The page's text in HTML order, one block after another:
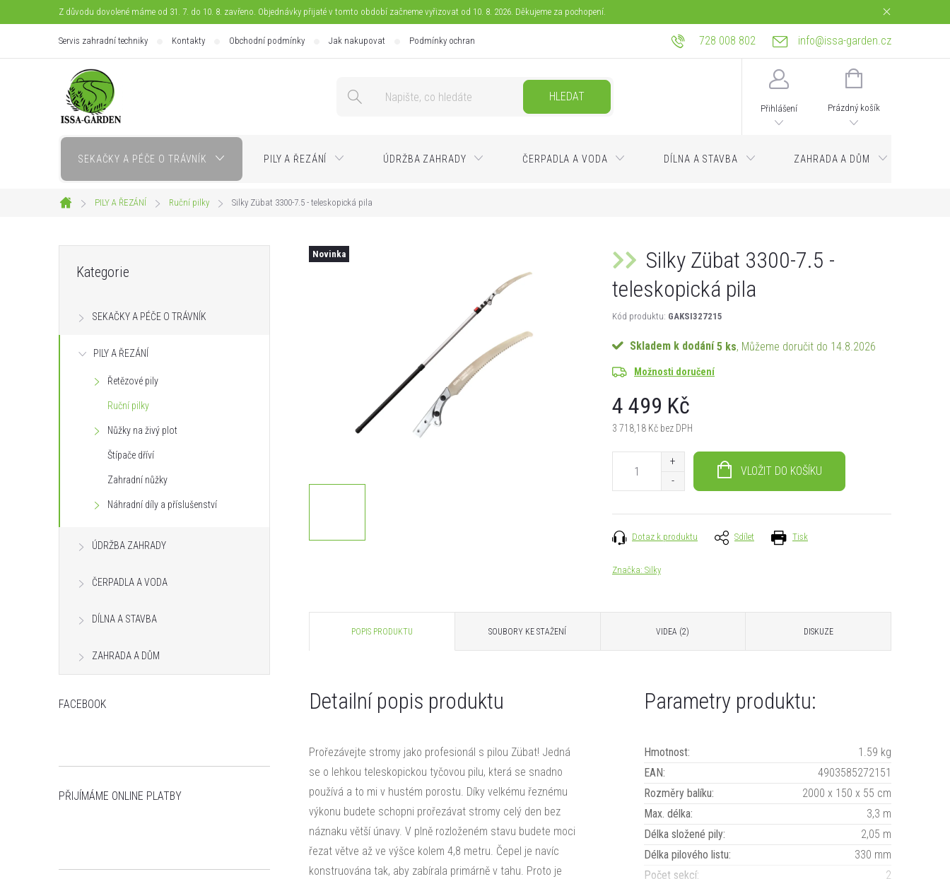
na
Z důvodu dovolené máme od 31. 7. do 10. 8. zavřeno. Objednávky přijaté v tomto období začneme vyřizovat od 10. 8. 2026. Děkujeme za pochopení.
728 008 802 info@issa-garden.cz
Servis zahradní techniky Kontakty Obchodní podmínky Jak nakupovat Podmínky ochrany osobních údajů Reklamace a práva z vadného plnění Bagrování a zemní práce
HLEDAT
Přihlášení
NÁKUPNÍ
Prázdný košík
SEKAČKY A PÉČE O TRÁVNÍK PILY A ŘEZÁNÍ ÚDRŽBA ZAHRADY ČERPADLA A VODA DÍLNA A STAVBA ZAHRADA A DŮM
Domů
PILY A ŘEZÁNÍ Ruční pilky Silky Zübat 3300-7.5 - teleskopická pila
s
e
kategorie
Kategorie
SEKAČKY A PÉČE O TRÁVNÍK
PILY A ŘEZÁNÍ
Řetězové pily
Ruční pilky
Nůžky na živý plot
Štípače dříví
Zahradní nůžky
Náhradní díly a příslušenství
ÚDRŽBA ZAHRADY
ČERPADLA A VODA
DÍLNA A STAVBA
ZAHRADA A DŮM
FACEBOOK
PŘIJÍMÁME ONLINE PLATBY
Novinka
Silky Zübat 3300-7.5 -
teleskopická pila
Kód produktu: GAKSI327215
Skladem k dodání 5 ks 14.8.2026
Možnosti doručení
4 499 Kč
3 718,18 Kč bez DPH
VLOŽIT DO KOŠÍKU
Tisk
Dotaz k produktu Sdílet
Značka: Silky
POPIS PRODUKTU SOUBORY KE STAŽENÍ VIDEA (2) DISKUZE
Detailní popis produktu
Prořezávejte stromy jako profesionál s pilou Zübat! Jedná
se o lehkou teleskopickou tyčovou pilu, která se snadno
používá a to mi v hustém porostu. Díky velkému řeznému
výkonu budete schopni prořezávat stromy celý den bez
náznaku větší únavy. V plně rozloženém stavu budete moci
řezat větve až ve výšce kolem 4,8 metru. Čepel je navíc
konstruována tak, aby zabírala primárně v tahu. Proto je
Parametry produktu:
Hmotnost:
1.59 kg
EAN:
4903585272151
Rozměry balíku:
2000 x 150 x 55 cm
Max. délka:
3,3 m
Délka složené pily:
2,05 m
Délka pilového listu:
330 mm
Počet sekcí:
2